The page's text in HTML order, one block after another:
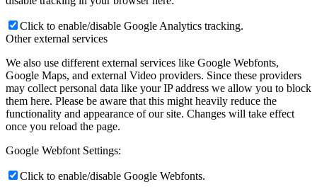
Click to enable/disable Google Analytics tracking.
Other external services
We also use different external services like Google Webfonts,
Google Maps, and external Video providers. Since these providers
may collect personal data like your IP address we allow you to block
them here. Please be aware that this might heavily reduce the
functionality and appearance of our site. Changes will take effect
once you reload the page.
Google Webfont Settings:
Click to enable/disable Google Webfonts.